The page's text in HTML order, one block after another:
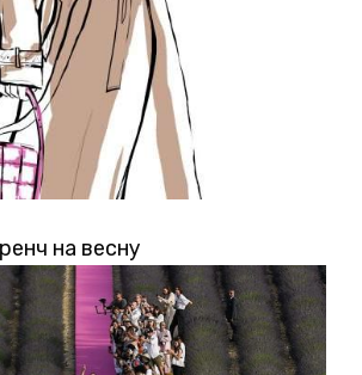
на весну